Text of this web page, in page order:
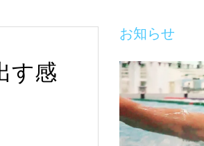
す感
お知らせ